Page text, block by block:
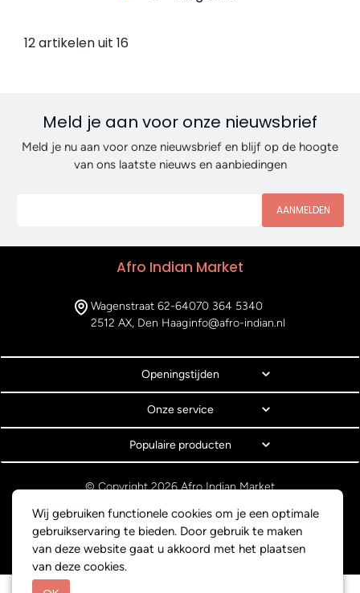
Wij gebruiken functionele cookies om je een optimale
gebruikservaring te bieden. Door gebruik te maken
van deze website gaat u akkoord met het plaatsen
van deze cookies.
12 artikelen uit 16
Meld je aan voor onze nieuwsbrief
Meld je nu aan voor onze nieuwsbrief en blijf op de hoogte
van ons laatste nieuws en aanbiedingen
AANMELDEN
Afro Indian Market
Wagenstraat 62-64
2512 AX, Den Haag
070 364 5340
info@afro-indian.nl
Openingstijden
Onze service
Populaire producten
© Copyright 2026 Afro Indian Market
Privacyverklaring
Webdesign BEWISE Solutions